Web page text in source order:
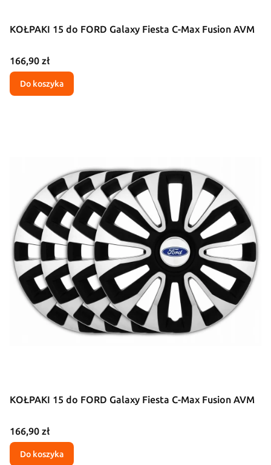
KOŁPAKI 15 do FORD Galaxy Fiesta C-Max Fusion AVM
Cena
166,90 zł
Do koszyka
KOŁPAKI 15 do FORD Galaxy Fiesta C-Max Fusion AVM
Cena
166,90 zł
Do koszyka